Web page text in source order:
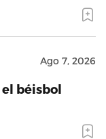
Ago 7, 2026
béisbol